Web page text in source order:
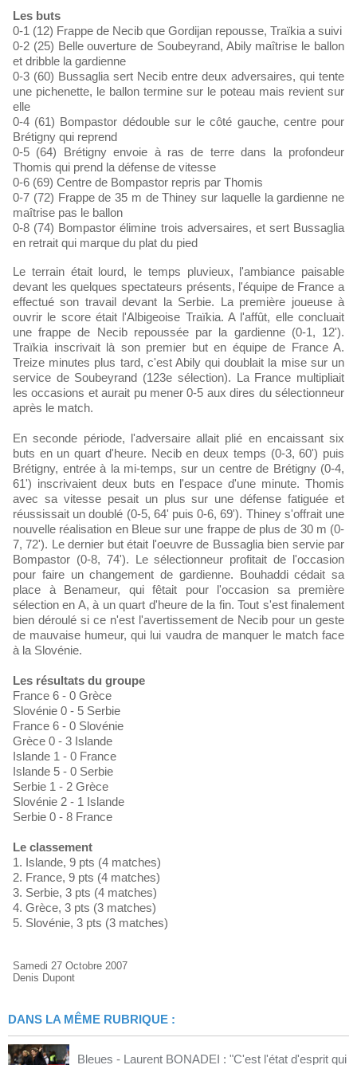
Les buts
0-1 (12) Frappe de Necib que Gordijan repousse, Traïkia a suivi
0-2 (25) Belle ouverture de Soubeyrand, Abily maîtrise le ballon
et dribble la gardienne
0-3 (60) Bussaglia sert Necib entre deux adversaires, qui tente
une pichenette, le ballon termine sur le poteau mais revient sur
elle
0-4 (61) Bompastor dédouble sur le côté gauche, centre pour
Brétigny qui reprend
0-5 (64) Brétigny envoie à ras de terre dans la profondeur
Thomis qui prend la défense de vitesse
0-6 (69) Centre de Bompastor repris par Thomis
0-7 (72) Frappe de 35 m de Thiney sur laquelle la gardienne ne
maîtrise pas le ballon
0-8 (74) Bompastor élimine trois adversaires, et sert Bussaglia
en retrait qui marque du plat du pied
Le terrain était lourd, le temps pluvieux, l'ambiance paisable
devant les quelques spectateurs présents, l'équipe de France a
effectué son travail devant la Serbie. La première joueuse à
ouvrir le score était l'Albigeoise Traïkia. A l'affût, elle concluait
une frappe de Necib repoussée par la gardienne (0-1, 12').
Traïkia inscrivait là son premier but en équipe de France A.
Treize minutes plus tard, c'est Abily qui doublait la mise sur un
service de Soubeyrand (123e sélection). La France multipliait
les occasions et aurait pu mener 0-5 aux dires du sélectionneur
après le match.
En seconde période, l'adversaire allait plié en encaissant six
buts en un quart d'heure. Necib en deux temps (0-3, 60') puis
Brétigny, entrée à la mi-temps, sur un centre de Brétigny (0-4,
61') inscrivaient deux buts en l'espace d'une minute. Thomis
avec sa vitesse pesait un plus sur une défense fatiguée et
réussissait un doublé (0-5, 64' puis 0-6, 69'). Thiney s'offrait une
nouvelle réalisation en Bleue sur une frappe de plus de 30 m (0-
7, 72'). Le dernier but était l'oeuvre de Bussaglia bien servie par
Bompastor (0-8, 74'). Le sélectionneur profitait de l'occasion
pour faire un changement de gardienne. Bouhaddi cédait sa
place à Benameur, qui fêtait pour l'occasion sa première
sélection en A, à un quart d'heure de la fin. Tout s'est finalement
bien déroulé si ce n'est l'avertissement de Necib pour un geste
de mauvaise humeur, qui lui vaudra de manquer le match face
à la Slovénie.
Les résultats du groupe
France 6 - 0 Grèce
Slovénie 0 - 5 Serbie
France 6 - 0 Slovénie
Grèce 0 - 3 Islande
Islande 1 - 0 France
Islande 5 - 0 Serbie
Serbie 1 - 2 Grèce
Slovénie 2 - 1 Islande
Serbie 0 - 8 France
Le classement
1. Islande, 9 pts (4 matches)
2. France, 9 pts (4 matches)
3. Serbie, 3 pts (4 matches)
4. Grèce, 3 pts (3 matches)
5. Slovénie, 3 pts (3 matches)
Samedi 27 Octobre 2007
Denis Dupont
DANS LA MÊME RUBRIQUE :
Bleues - Laurent BONADEI : "C'est l'état d'esprit qui